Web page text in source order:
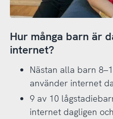
Hur många barn är
internet?
Nästan alla barn
använder internet
9 av 10
internet dagligen